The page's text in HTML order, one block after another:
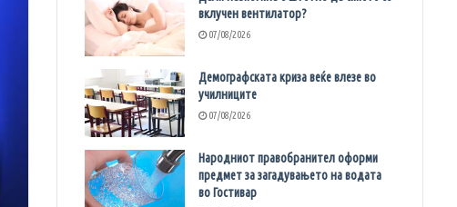
вклучен вентилатор?
07/08/2026
Демографската криза веќе влезе во
училниците
07/08/2026
Народниот правобранител оформи
предмет за загадувањето на водата
во Гостивар